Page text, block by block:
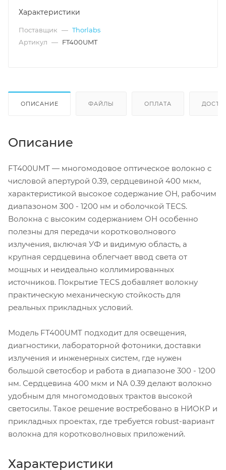
Характеристики
Поставщик — Thorlabs
Артикул — FT400UMT
ОПИСАНИЕ ФАЙЛЫ ОПЛАТА
Описание
FT400UMT — многомодовое оптическое волокно с
числовой апертурой 0.39, сердцевиной 400 мкм,
характеристикой высокое содержание OH, рабочим
диапазоном 300 - 1200 нм и оболочкой TECS.
Волокна с высоким содержанием OH особенно
полезны для передачи коротковолнового
излучения, включая УФ и видимую область, а
крупная сердцевина облегчает ввод света от
мощных и неидеально коллимированных
источников. Покрытие TECS добавляет волокну
практическую механическую стойкость для
реальных прикладных условий.
Модель FT400UMT подходит для освещения,
диагностики, лабораторной фотоники, доставки
излучения и инженерных систем, где нужен
большой светосбор и работа в диапазоне 300 - 1200
нм. Сердцевина 400 мкм и NA 0.39 делают волокно
удобным для многомодовых трактов высокой
светосилы. Такое решение востребовано в НИОКР и
прикладных проектах, где требуется robust-вариант
волокна для коротковолновых приложений.
Характеристики